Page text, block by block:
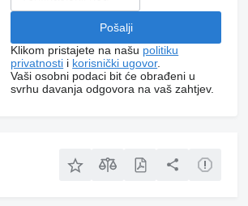
Klikom pristajete na našu politiku
privatnosti i korisnički ugovor.
Vaši osobni podaci bit će obrađeni u
svrhu davanja odgovora na vaš zahtjev.